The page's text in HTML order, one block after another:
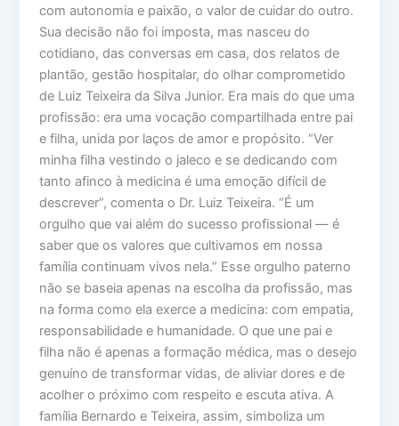
com autonomia e paixão, o valor de cuidar do outro.
Sua decisão não foi imposta, mas nasceu do
cotidiano, das conversas em casa, dos relatos de
plantão, gestão hospitalar, do olhar comprometido
de Luiz Teixeira da Silva Junior. Era mais do que uma
profissão: era uma vocação compartilhada entre pai
e filha, unida por laços de amor e propósito. “Ver
minha filha vestindo o jaleco e se dedicando com
tanto afinco à medicina é uma emoção difícil de
descrever”, comenta o Dr. Luiz Teixeira. “É um
orgulho que vai além do sucesso profissional — é
saber que os valores que cultivamos em nossa
família continuam vivos nela.” Esse orgulho paterno
não se baseia apenas na escolha da profissão, mas
na forma como ela exerce a medicina: com empatia,
responsabilidade e humanidade. O que une pai e
filha não é apenas a formação médica, mas o desejo
genuíno de transformar vidas, de aliviar dores e de
acolher o próximo com respeito e escuta ativa. A
família Bernardo e Teixeira, assim, simboliza um